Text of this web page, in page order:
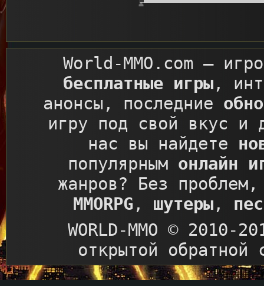
World-MMO.com –
бесплатные игры,
анонсы, последние
игру под свой вкус и
нас вы найдете
популярным онлайн
жанров? Без
MMORPG , шутеры,
WORLD-MMO © 2010-
открытой